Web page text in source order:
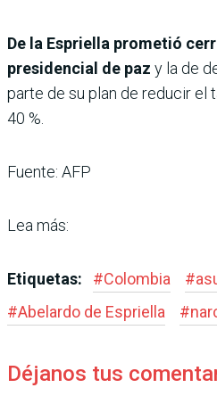
De la Espriella prometió
presidencial de paz y la de
parte de su plan de reducir el
40 %.
Fuente: AFP
Lea más:
Etiquetas: #Colombia #
#Abelardo de Espriella #
Déjanos tus